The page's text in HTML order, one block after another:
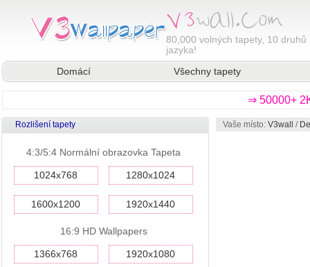
80,000 volných tapety, 10 druhů
jazyka!
Domácí
Všechny tapety
⇒ 50000+
Rozlišení tapety
4:3/5:4 Normální obrazovka Tapeta
1024x768 1280x1024
1600x1200 1920x1440
16:9 HD Wallpapers
1366x768 1920x1080
Vaše místo: V3wall /